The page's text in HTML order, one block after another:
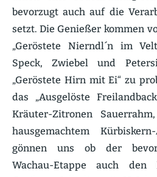
bevorzugt auch auf die
setzt. Die Genießer kommen
„Geröstete Nierndl´n im
Speck, Zwiebel und
„Geröstete Hirn mit Ei“ zu
das „Ausge­löste
Kräuter-Zitronen
hausge­machtem
gönnen uns ob der
Wachau-Etappe auch den